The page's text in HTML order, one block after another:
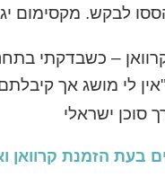
לבקש. מקסימום
– כשבדקתי
לי מושג אך
סוכן ישראלי